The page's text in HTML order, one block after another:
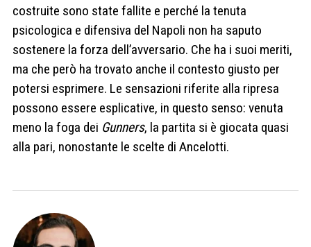
costruite sono state fallite e perché la tenuta
psicologica e difensiva del Napoli non ha saputo
sostenere la forza dell’avversario. Che ha i suoi meriti,
ma che però ha trovato anche il contesto giusto per
potersi esprimere. Le sensazioni riferite alla ripresa
possono essere esplicative, in questo senso: venuta
meno la foga dei Gunners, la partita si è giocata quasi
alla pari, nonostante le scelte di Ancelotti.